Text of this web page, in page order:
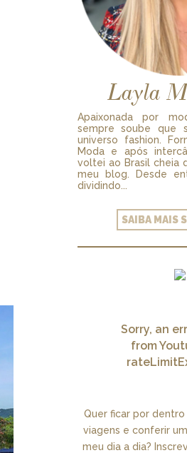
Layla
Apaixonada por
sempre soube que
universo fashion.
Moda e após
voltei ao Brasil cheia
meu blog. Desde
dividindo...
SAIBA MAIS
Sorry, an
from
Quer ficar por
viagens e conferir
meu dia a dia?